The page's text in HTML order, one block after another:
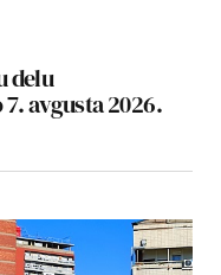
delu
avgusta 2026.